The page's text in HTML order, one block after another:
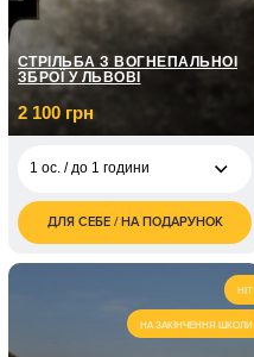
СТРІЛЬБА З ВОГНЕПАЛЬНОЇ
ЗБРОЇ У ЛЬВОВІ
2 100 грн
1 ос. / до 1 години
2 100
грн
для двох / 1 година
3 900
грн
ДЛЯ СЕБЕ / НА ПОДАРУНОК
HIT
НА ЗАКІНЧЕННЯ ШКОЛИ